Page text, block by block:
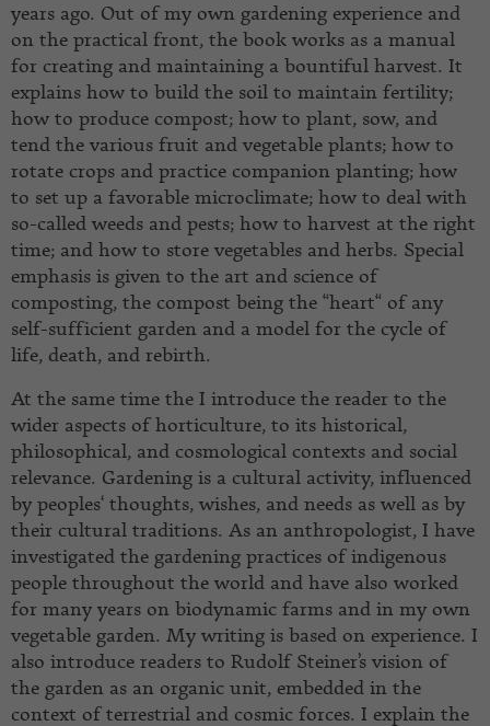
years ago. Out of my own gardening experience and
on the practical front, the book works as a manual
for creating and maintaining a bountiful harvest. It
explains how to build the soil to maintain fertility;
how to produce compost; how to plant, sow, and
tend the various fruit and vegetable plants; how to
rotate crops and practice companion planting; how
to set up a favorable microclimate; how to deal with
so-called weeds and pests; how to harvest at the right
time; and how to store vegetables and herbs. Special
emphasis is given to the art and science of
composting, the compost being the “heart“ of any
self-sufficient garden and a model for the cycle of
life, death, and rebirth.
At the same time the I introduce the reader to the
wider aspects of horticulture, to its historical,
philosophical, and cosmological contexts and social
relevance. Gardening is a cultural activity, influenced
by peoples‘ thoughts, wishes, and needs as well as by
their cultural traditions. As an anthropologist, I have
investigated the gardening practices of indigenous
people throughout the world and have also worked
for many years on biodynamic farms and in my own
vegetable garden. My writing is based on experience. I
also introduce readers to Rudolf Steiner’s vision of
the garden as an organic unit, embedded in the
context of terrestrial and cosmic forces. I explain the